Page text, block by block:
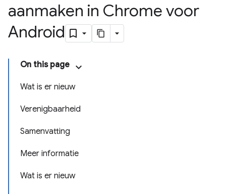
aanmaken in Chrome voor
Android
On this page
Wat is er nieuw
Verenigbaarheid
Samenvatting
Meer informatie
Wat is er nieuw